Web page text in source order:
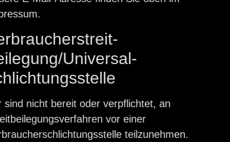
Universal­
sind nicht bereit oder verpflichtet, an
vor einer
teilzunehmen.